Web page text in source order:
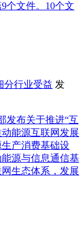
个文件。10个文
分行业受益 发
布关于推进“互
能源互联网发展
产消费基础设
源与信息通信基
生态体系，发展